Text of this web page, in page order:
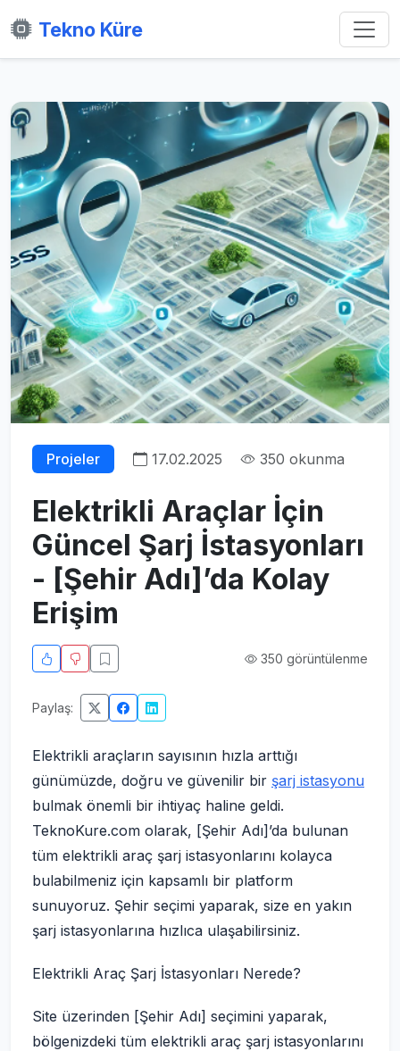
Tekno Küre
Projeler 17.02.2025 350 okunma
Elektrikli Araçlar İçin
Güncel Şarj İstasyonları
- [Şehir Adı]’da Kolay
Erişim
350 görüntülenme
Paylaş:
Elektrikli araçların sayısının hızla arttığı
günümüzde, doğru ve güvenilir bir şarj istasyonu
bulmak önemli bir ihtiyaç haline geldi.
TeknoKure.com olarak, [Şehir Adı]’da bulunan
tüm elektrikli araç şarj istasyonlarını kolayca
bulabilmeniz için kapsamlı bir platform
sunuyoruz. Şehir seçimi yaparak, size en yakın
şarj istasyonlarına hızlıca ulaşabilirsiniz.
Elektrikli Araç Şarj İstasyonları Nerede?
Site üzerinden [Şehir Adı] seçimini yaparak,
bölgenizdeki tüm elektrikli araç şarj istasyonlarını